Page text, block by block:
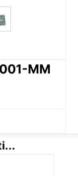
MM